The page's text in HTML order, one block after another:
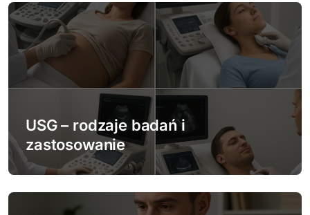
c
p
i
s
USG – rodzaje badań i
zastosowanie